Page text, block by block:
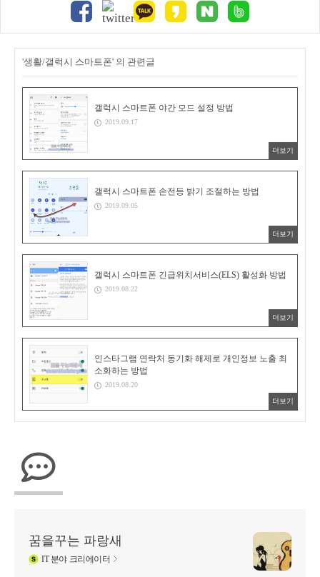
'생활/갤럭시 스마트폰' 의 관련글
갤럭시 스마트폰 야간 모드 설정 방법
2019.09.17
더보기
갤럭시 스마트폰 손전등 밝기 조절하는 방법
2019.09.05
더보기
갤럭시 스마트폰 긴급위치서비스(ELS) 활성화 방법
2019.08.22
더보기
인스타그램 연락처 동기화 해제로 개인정보 노출 최
소화하는 방법
2019.08.20
더보기
꿈을꾸는 파랑새
IT분야 크리에이터